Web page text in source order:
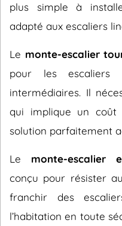
plus simple à
adapté aux escaliers
Le monte-escalier
pour les escaliers
intermédiaires. Il
qui implique un coût
solution parfaitement
Le monte-escalier
conçu pour résister
franchir des
l’habitation en toute